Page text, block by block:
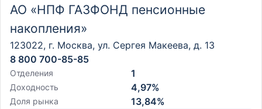
АО «НПФ ГАЗФОНД пенсионные
накопления»
123022, г. Москва, ул. Сергея Макеева, д. 13
8 800 700-85-85
Отделения 1
Доходность 4,97%
Доля рынка 13,84%